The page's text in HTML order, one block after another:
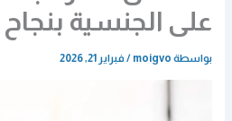
على الجنسية بنجاح
بواسطة moigvo
/فبراير 21, 2026